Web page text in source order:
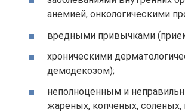
анемией, онкологическими
вредными привычками
хроническими
демодекозом);
неполноценным и
жареных, копченых,